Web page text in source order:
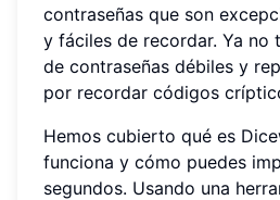
contraseñas que son
y fáciles de recordar. Ya no
de contraseñas débiles y
por recordar códigos
Hemos cubierto qué es
funciona y cómo puedes
segundos. Usando una